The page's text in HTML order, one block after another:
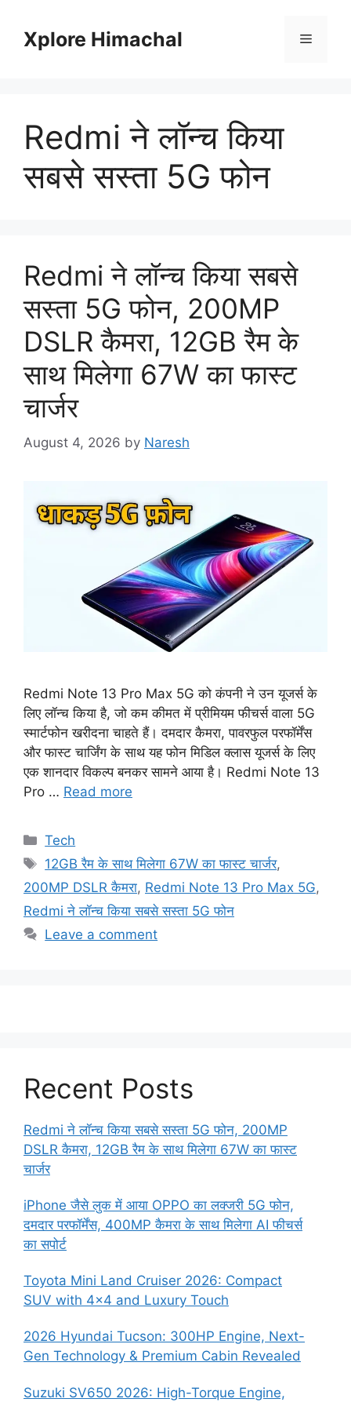
contentXplore Himachal Menu
Redmi ने लॉन्च किया
सबसे सस्ता 5G फोन
Redmi ने लॉन्च किया सबसे
सस्ता 5G फोन, 200MP
DSLR कैमरा, 12GB रैम के
साथ मिलेगा 67W का फास्ट
चार्जर
August 4, 2026 by Naresh
Redmi Note 13 Pro Max 5G को कंपनी ने उन यूजर्स के
लिए लॉन्च किया है, जो कम कीमत में प्रीमियम फीचर्स वाला 5G
स्मार्टफोन खरीदना चाहते हैं। दमदार कैमरा, पावरफुल परफॉर्मेंस
और फास्ट चार्जिंग के साथ यह फोन मिडिल क्लास यूजर्स के लिए
एक शानदार विकल्प बनकर सामने आया है। Redmi Note 13
Pro … Read more
Categories
Tech
Tags
12GB रैम के साथ मिलेगा 67W का फास्ट चार्जर,
200MP DSLR कैमरा, Redmi Note 13 Pro Max 5G,
Redmi ने लॉन्च किया सबसे सस्ता 5G फोन
Leave a comment
Recent Posts
Redmi ने लॉन्च किया सबसे सस्ता 5G फोन, 200MP
DSLR कैमरा, 12GB रैम के साथ मिलेगा 67W का फास्ट
चार्जर
iPhone जैसे लुक में आया OPPO का लक्जरी 5G फोन,
दमदार परफॉर्मेंस, 400MP कैमरा के साथ मिलेगा AI फीचर्स
का सपोर्ट
Toyota Mini Land Cruiser 2026: Compact
SUV with 4×4 and Luxury Touch
2026 Hyundai Tucson: 300HP Engine, Next-
Gen Technology & Premium Cabin Revealed
Suzuki SV650 2026: High-Torque Engine,